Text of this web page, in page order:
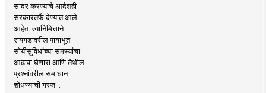
सादर करण्याचे आदेशही
सरकारतर्फे देण्यात आले
आहेत. त्यानिमित्ताने
रायगडावरील पायाभूत
सोयीसुविधांच्या समस्यांचा
आढावा घेणारा आणि तेथील
प्रश्नांवरील समाधान
शोधण्याची गरज ..